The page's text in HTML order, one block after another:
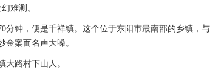
难测。
分钟，便是千祥镇。这个位于东阳市最南部的乡镇，
金案而名声大噪。
大路村下山人。